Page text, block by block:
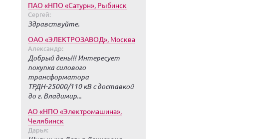
ПАО «НПО «Сатурн», Рыбинск
Сергей:
Здравствуйте.
ОАО «ЭЛЕКТРОЗАВОД», Москва
Александр:
Добрый день!!! Интересует
покупка силового
трансформатора
ТРДН-25000/110 кВ с доставкой
до г. Владимир...
АО «НПО «Электромашина»,
Челябинск
Дарья: